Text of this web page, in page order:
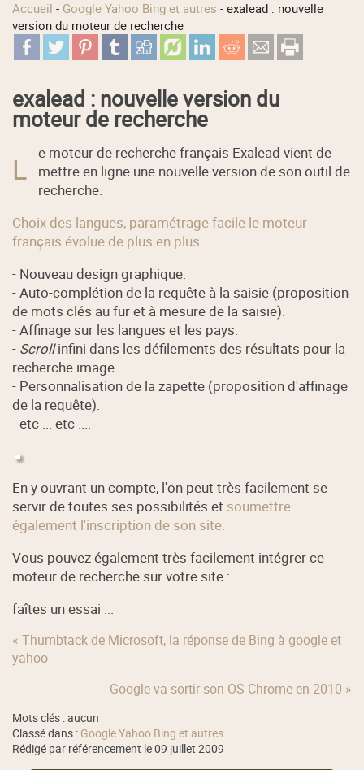
Accueil - Google Yahoo Bing et autres -exalead : nouvelle
version du moteur de recherche
exalead : nouvelle version du
moteur de recherche
L
e moteur de recherche français Exalead vient de
mettre en ligne une nouvelle version de son outil de
recherche.
Choix des langues, paramétrage facile le moteur
français évolue de plus en plus ...
- Nouveau design graphique.
- Auto-complétion de la requête à la saisie (proposition
de mots clés au fur et à mesure de la saisie).
- Affinage sur les langues et les pays.
- Scrollinfini dans les défilements des résultats pour la
recherche image.
- Personnalisation de la zapette (proposition d'affinage
de la requête).
- etc ... etc ....
En y ouvrant un compte, l'on peut très facilement se
servir de toutes ses possibilités et soumettre
également l'inscription de son site.
Vous pouvez également très facilement intégrer ce
moteur de recherche sur votre site :
faîtes un essai ...
« Thumbtack de Microsoft, la réponse de Bing à google et
yahoo
Google va sortir son OS Chrome en 2010 »
Mots clés : aucun
Classé dans : Google Yahoo Bing et autres
Rédigé par référencement le 09 juillet 2009